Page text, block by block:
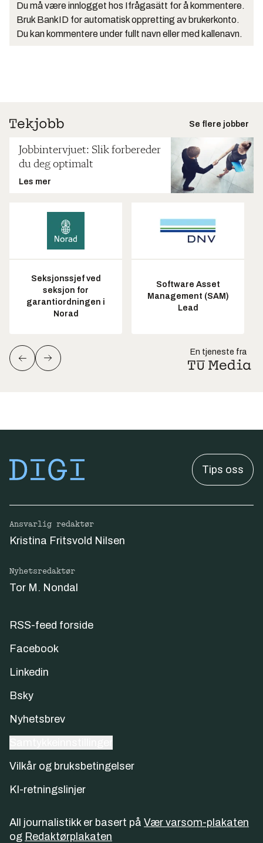
Du må være innlogget hos Ifrågasätt for å kommentere.
Bruk BankID for automatisk oppretting av brukerkonto.
Du kan kommentere under fullt navn eller med kallenavn.
Se flere jobber
Jobbintervjuet: Slik forbereder
du deg optimalt
Les mer
Seksjonssjef ved
seksjon for
garantiordningen i
Norad
Software Asset
Management (SAM)
Lead
En tjeneste fra
Tips oss
Ansvarlig redaktør
Kristina Fritsvold Nilsen
Nyhetsredaktør
Tor M. Nondal
RSS-feed forside
Facebook
Linkedin
Bsky
Nyhetsbrev
Vilkår og bruksbetingelser
KI-retningslinjer
All journalistikk er basert på Vær varsom-plakaten
og Redaktørplakaten